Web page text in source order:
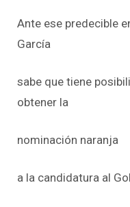
Ante ese predecible
García
sabe que tiene
obtener la
nominación naranja
a la candidatura al